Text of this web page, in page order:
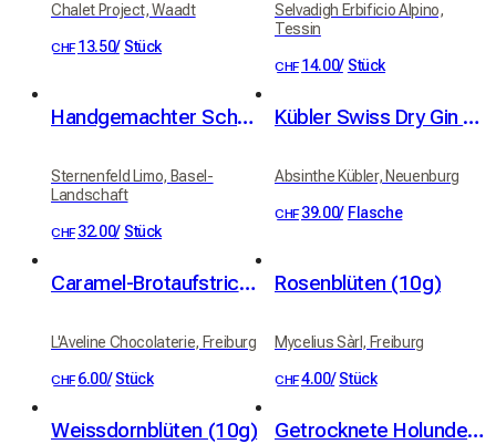
Chalet Project, Waadt
CHF 13.50/ Stück
Selvadigh Erbificio Alpino,
Tessin
CHF 14.00/ Stück
Handgemachter Schweizer Limoncello 50cl
Sternenfeld Limo, Basel-
Landschaft
CHF 32.00/ Stück
Kübler Swiss Dry Gin 46% vol. 50cl
Absinthe Kübler, Neuenburg
CHF 39.00/ Flasche
Caramel-Brotaufstrich mit Fleur de Sel, 100 g
L'Aveline Chocolaterie, Freiburg
CHF 6.00/ Stück
Rosenblüten (10g)
Mycelius Sàrl, Freiburg
CHF4.00/ Stück
Weissdornblüten (10g) Getrocknete Holunderblüten (10g)